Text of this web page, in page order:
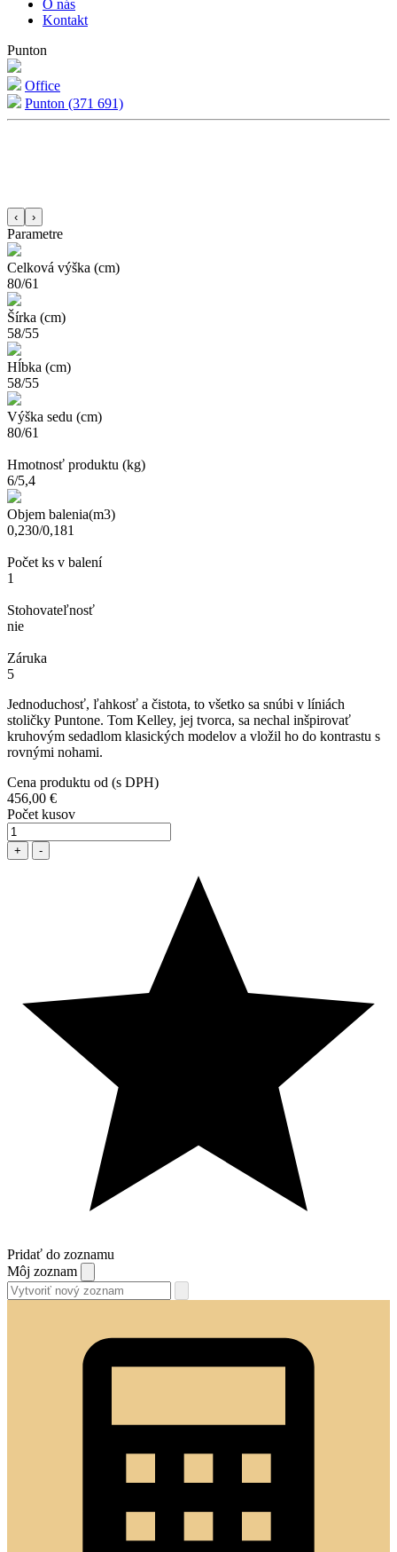
O nás
Kontakt
Punton
Office
Punton (371 691)
‹ ›
Parametre
Celková výška (cm)
80/61
Šírka (cm)
58/55
Hĺbka (cm)
58/55
Výška sedu (cm)
80/61
Hmotnosť produktu (kg)
6/5,4
Objem balenia(m3)
0,230/0,181
Počet ks v balení
1
Stohovateľnosť
nie
Záruka
5
Jednoduchosť, ľahkosť a čistota, to všetko sa snúbi v líniách
stoličky Puntone. Tom Kelley, jej tvorca, sa nechal inšpirovať
kruhovým sedadlom klasických modelov a vložil ho do kontrastu s
rovnými nohami.
Cena produktu od (s DPH)
456,00 €
Počet kusov
+ -
Pridať do zoznamu
Môj zoznam